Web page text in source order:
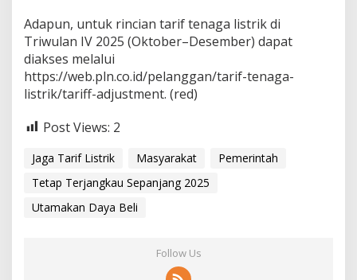
Adapun, untuk rincian tarif tenaga listrik di
Triwulan IV 2025 (Oktober–Desember) dapat
diakses melalui
https://web.pln.co.id/pelanggan/tarif-tenaga-
listrik/tariff-adjustment. (red)
Post Views: 2
Jaga Tarif Listrik Masyarakat
Pemerintah
Tetap Terjangkau Sepanjang 2025
Utamakan Daya Beli
Follow Us